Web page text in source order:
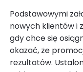
Podstawowymi
nowych klientów i
gdy chce się
okazać, że
rezultatów.